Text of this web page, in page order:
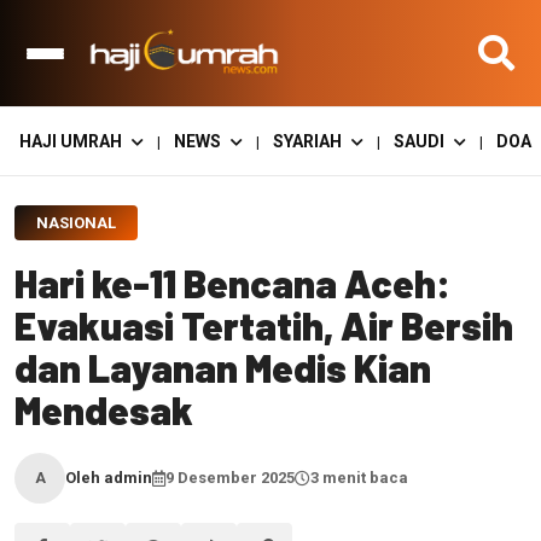
HAJI UMRAH | NEWS | SYARIAH | SAUDI | DOA
NASIONAL
Hari ke-11 Bencana Aceh:
Evakuasi Tertatih, Air Bersih
dan Layanan Medis Kian
Mendesak
A Oleh admin 9 Desember 2025 3 menit baca